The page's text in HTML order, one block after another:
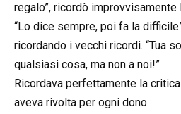
regalo”, ricordò improvvisamente
“Lo dice sempre, poi fa la
ricordando i vecchi ricordi. “Tua
qualsiasi cosa, ma non a noi!”
Ricordava perfettamente la
aveva rivolta per ogni dono.